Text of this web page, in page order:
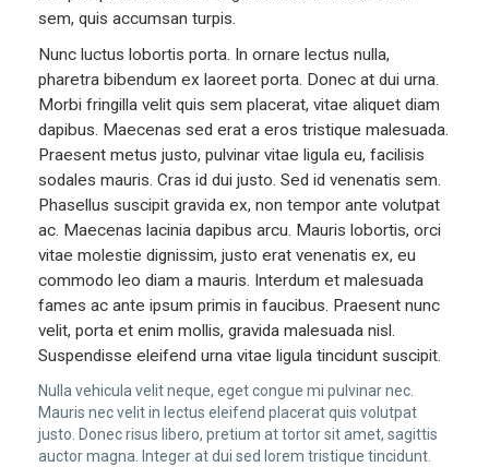
sem, quis accumsan turpis.
Nunc luctus lobortis porta. In ornare lectus nulla,
pharetra bibendum ex laoreet porta. Donec at dui urna.
Morbi fringilla velit quis sem placerat, vitae aliquet diam
dapibus. Maecenas sed erat a eros tristique malesuada.
Praesent metus justo, pulvinar vitae ligula eu, facilisis
sodales mauris. Cras id dui justo. Sed id venenatis sem.
Phasellus suscipit gravida ex, non tempor ante volutpat
ac. Maecenas lacinia dapibus arcu. Mauris lobortis, orci
vitae molestie dignissim, justo erat venenatis ex, eu
commodo leo diam a mauris. Interdum et malesuada
fames ac ante ipsum primis in faucibus. Praesent nunc
velit, porta et enim mollis, gravida malesuada nisl.
Suspendisse eleifend urna vitae ligula tincidunt suscipit.
Nulla vehicula velit neque, eget congue mi pulvinar nec.
Mauris nec velit in lectus eleifend placerat quis volutpat
justo. Donec risus libero, pretium at tortor sit amet, sagittis
auctor magna. Integer at dui sed lorem tristique tincidunt.